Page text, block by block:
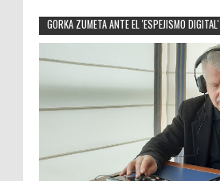
GORKA ZUMETA ANTE EL 'ESPEJISMO DIGITAL'